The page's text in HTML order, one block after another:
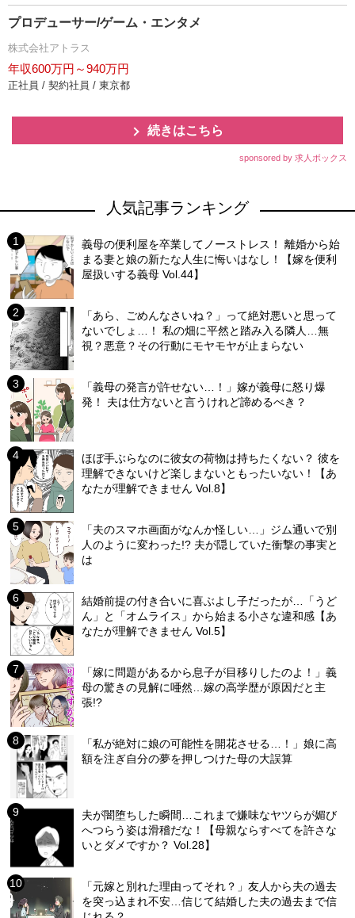
プロデューサー/ゲーム・エンタメ
株式会社アトラス
年収600万円～940万円
正社員 / 契約社員 / 東京都
続きはこちら
sponsored by 求人ボックス
人気記事ランキング
義母の便利屋を卒業してノーストレス！ 離婚から始
まる妻と娘の新たな人生に悔いはなし！【嫁を便利
屋扱いする義母 Vol.44】
「あら、ごめんなさいね？」って絶対悪いと思って
ないでしょ…！ 私の畑に平然と踏み入る隣人…無
視？悪意？その行動にモヤモヤが止まらない
「義母の発言が許せない…！」嫁が義母に怒り爆
発！ 夫は仕方ないと言うけれど諦めるべき？
ほぼ手ぶらなのに彼女の荷物は持ちたくない？ 彼を
理解できないけど楽しまないともったいない！【あ
なたが理解できません Vol.8】
「夫のスマホ画面がなんか怪しい…」ジム通いで別
人のように変わった!? 夫が隠していた衝撃の事実と
は
結婚前提の付き合いに喜ぶよし子だったが…「うど
ん」と「オムライス」から始まる小さな違和感【あ
なたが理解できません Vol.5】
「嫁に問題があるから息子が目移りしたのよ！」義
母の驚きの見解に唖然…嫁の高学歴が原因だと主
張!?
「私が絶対に娘の可能性を開花させる…！」娘に高
額を注ぎ自分の夢を押しつけた母の大誤算
夫が闇堕ちした瞬間…これまで嫌味なヤツらが媚び
へつらう姿は滑稽だな！【母親ならすべてを許さな
いとダメですか？ Vol.28】
「元嫁と別れた理由ってそれ？」友人から夫の過去
を突っ込まれ不安…信じて結婚した夫の過去まで信